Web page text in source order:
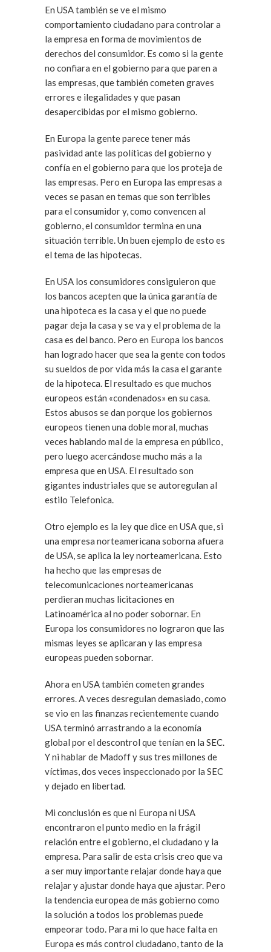
En USA también se ve el mismo
comportamiento ciudadano para controlar a
la empresa en forma de movimientos de
derechos del consumidor. Es como si la gente
no confiara en el gobierno para que paren a
las empresas, que también cometen graves
errores e ilegalidades y que pasan
desapercibidas por el mismo gobierno.
En Europa la gente parece tener más
pasividad ante las políticas del gobierno y
confía en el gobierno para que los proteja de
las empresas. Pero en Europa las empresas a
veces se pasan en temas que son terribles
para el consumidor y, como convencen al
gobierno, el consumidor termina en una
situación terrible. Un buen ejemplo de esto es
el tema de las hipotecas.
En USA los consumidores consiguieron que
los bancos acepten que la única garantía de
una hipoteca es la casa y el que no puede
pagar deja la casa y se va y el problema de la
casa es del banco. Pero en Europa los bancos
han logrado hacer que sea la gente con todos
su sueldos de por vida más la casa el garante
de la hipoteca. El resultado es que muchos
europeos están «condenados» en su casa.
Estos abusos se dan porque los gobiernos
europeos tienen una doble moral, muchas
veces hablando mal de la empresa en público,
pero luego acercándose mucho más a la
empresa que en USA. El resultado son
gigantes industriales que se autoregulan al
estilo Telefonica.
Otro ejemplo es la ley que dice en USA que, si
una empresa norteamericana soborna afuera
de USA, se aplica la ley norteamericana. Esto
ha hecho que las empresas de
telecomunicaciones norteamericanas
perdieran muchas licitaciones en
Latinoamérica al no poder sobornar. En
Europa los consumidores no lograron que las
mismas leyes se aplicaran y las empresa
europeas pueden sobornar.
Ahora en USA también cometen grandes
errores. A veces desregulan demasiado, como
se vio en las finanzas recientemente cuando
USA terminó arrastrando a la economía
global por el descontrol que tenían en la SEC.
Y ni hablar de Madoff y sus tres millones de
víctimas, dos veces inspeccionado por la SEC
y dejado en libertad.
Mi conclusión es que ni Europa ni USA
encontraron el punto medio en la frágil
relación entre el gobierno, el ciudadano y la
empresa. Para salir de esta crisis creo que va
a ser muy importante relajar donde haya que
relajar y ajustar donde haya que ajustar. Pero
la tendencia europea de más gobierno como
la solución a todos los problemas puede
empeorar todo. Para mi lo que hace falta en
Europa es más control ciudadano, tanto de la